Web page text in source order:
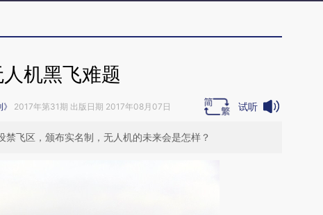
人机黑飞难题
2017年第31期 出版日期 2017年08月07日 试听
禁飞区，颁布实名制，无人机的未来会是怎样？